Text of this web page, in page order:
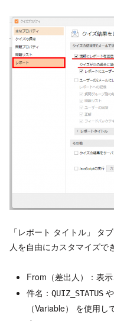
「レポート タイトル」 タ
人を自由にカスタマイズで
From（差出人）：表
件名： QUIZ_STATUSや
（Variable） を使用